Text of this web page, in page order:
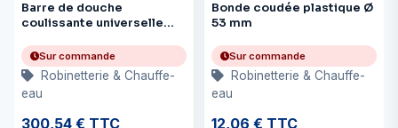
Barre de douche
coulissante universelle
Sur commande
Robinetterie & Chauffe-
eau
300,54 € TTC
Bonde coudée plastique Ø
53 mm
Sur commande
Robinetterie & Chauffe-
eau
12,06 € TTC